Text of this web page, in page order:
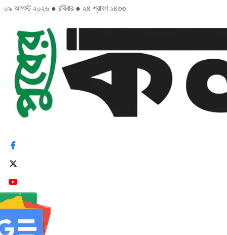
০৯ আগস্ট ২০২৬ ● রবিবার ● ২৪ শ্রাবণ ১৪৩৩